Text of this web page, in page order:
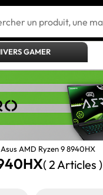
GAMER
AMD Ryzen 9 8940HX
( 2 Articles )